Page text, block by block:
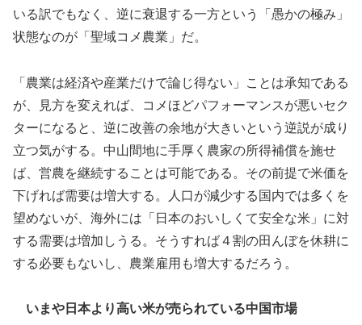
いる訳でもなく、逆に衰退する一方という「愚かの極み」
状態なのが「聖域コメ農業」だ。
「農業は経済や産業だけで論じ得ない」ことは承知である
が、見方を変えれば、コメほどパフォーマンスが悪いセク
ターになると、逆に改善の余地が大きいという逆説が成り
立つ気がする。中山間地に手厚く農家の所得補償を施せ
ば、営農を継続することは可能である。その前提で米価を
下げれば需要は増大する。人口が減少する国内では多くを
望めないが、海外には「日本のおいしくて安全な米」に対
する需要は増加しうる。そうすれば４割の田んぼを休耕に
する必要もないし、農業雇用も増大するだろう。
いまや日本より高い米が売られている中国市場